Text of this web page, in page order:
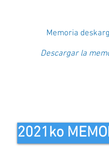
Memoria
Descargar la
2021ko